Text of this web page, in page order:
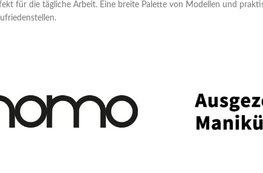
für die tägliche Arbeit. Eine breite Palette von Modellen und